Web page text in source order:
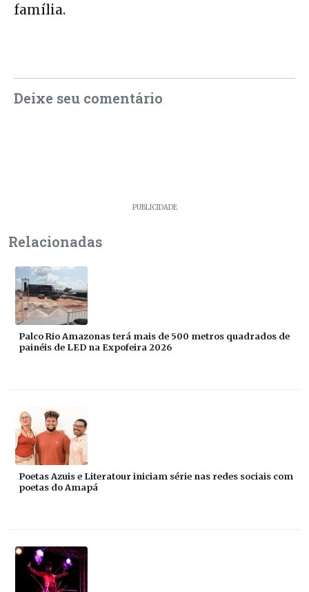
família.
Deixe seu comentário
PUBLICIDADE
Relacionadas
Palco Rio Amazonas terá mais de 500 metros quadrados de
painéis de LED na Expofeira 2026
Poetas Azuis e Literatour iniciam série nas redes sociais com
poetas do Amapá